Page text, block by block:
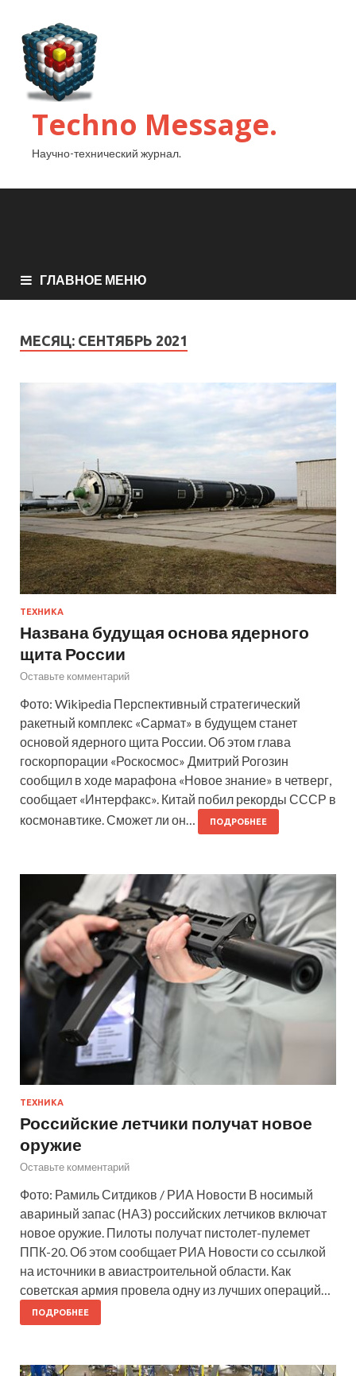
Techno Message.
Научно-технический журнал.
ГЛАВНОЕ МЕНЮ
МЕСЯЦ: СЕНТЯБРЬ 2021
ТЕХНИКА
Названа будущая основа ядерного
щита России
Оставьте комментарий
Фото: Wikipedia Перспективный стратегический
ракетный комплекс «Сармат» в будущем станет
основой ядерного щита России. Об этом глава
госкорпорации «Роскосмос» Дмитрий Рогозин
сообщил в ходе марафона «Новое знание» в четверг,
сообщает «Интерфакс». Китай побил рекорды СССР в
космонавтике. Сможет ли он…
ПОДРОБНЕЕ
ТЕХНИКА
Российские летчики получат новое
оружие
Оставьте комментарий
Фото: Рамиль Ситдиков / РИА Новости В носимый
авариный запас (НАЗ) российских летчиков включат
новое оружие. Пилоты получат пистолет-пулемет
ППК-20. Об этом сообщает РИА Новости со ссылкой
на источники в авиастроительной области. Как
советская армия провела одну из лучших операций…
ПОДРОБНЕЕ